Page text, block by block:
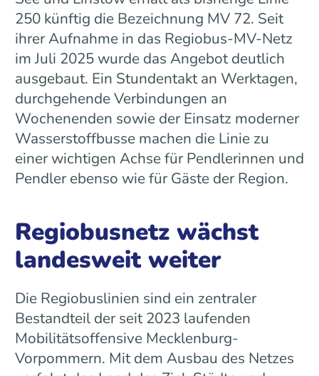
250 künftig die Bezeichnung MV 72. Seit
ihrer Aufnahme in das Regiobus-MV-Netz
im Juli 2025 wurde das Angebot deutlich
ausgebaut. Ein Stundentakt an Werktagen,
durchgehende Verbindungen an
Wochenenden sowie der Einsatz moderner
Wasserstoffbusse machen die Linie zu
einer wichtigen Achse für Pendlerinnen und
Pendler ebenso wie für Gäste der Region.
Regiobusnetz wächst
landesweit weiter
Die Regiobuslinien sind ein zentraler
Bestandteil der seit 2023 laufenden
Mobilitätsoffensive Mecklenburg-
Vorpommern. Mit dem Ausbau des Netzes